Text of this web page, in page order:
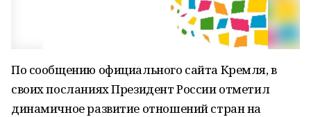
По сообщению официального сайта Кремля, в
своих посланиях Президент России отметил
динамичное развитие отношений стран на